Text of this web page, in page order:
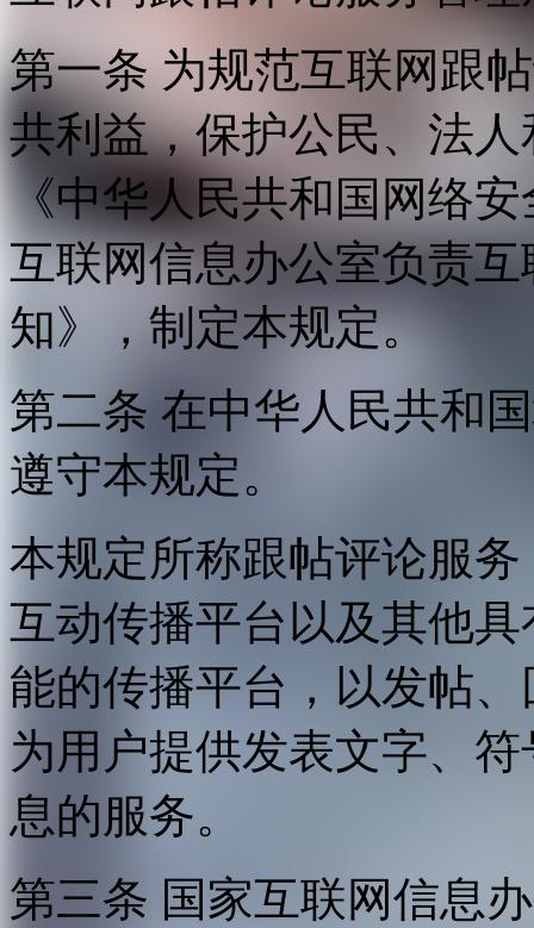
第一条 为规范互联网跟
共利益，保护公民、法
《中华人民共和国网络
互联网信息办公室负责
知》，制定本规定。
第二条 在中华人民共和
遵守本规定。
本规定所称跟帖评论服
互动传播平台以及其他
能的传播平台，以发帖
为用户提供发表文字、
息的服务。
第三条 国家互联网信息